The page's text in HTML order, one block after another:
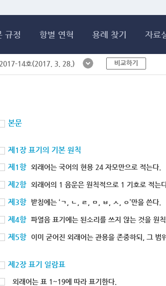
규정 항별 연혁 용례 찾기 자료
14호(2017. 3. 28.) 비교하기
본문
제1장 표기의 기본 원칙
제1항 외래어는 국어의 현용 24 자모만으로 적는다.
제2항 외래어의 1 음운은 원칙적으로 1 기호로 적는
제3항 받침에는 ‘ㄱ, ㄴ, ㄹ, ㅁ, ㅂ, ㅅ, ㅇ’만을 쓴다.
제4항 파열음 표기에는 된소리를 쓰지 않는 것을 원
제5항 이미 굳어진 외래어는 관용을 존중하되, 그 범
제2장 표기 일람표
외래어는 표 1~19에 따라 표기한다.